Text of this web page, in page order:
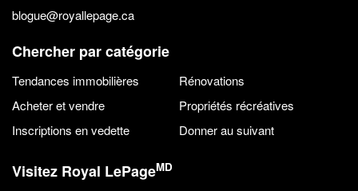
blogue@royallepage.ca
Chercher par catégorie
Tendances immobilières
Rénovations
Acheter et vendre
Propriétés récréatives
Inscriptions en vedette
Donner au suivant
Visitez Royal LePageMD